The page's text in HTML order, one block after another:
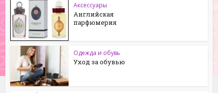
Аксессуары
Английская
парфюмерия
Одежда и обувь
Уход за обувью